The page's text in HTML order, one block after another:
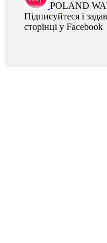
POLAND
Підписуйтеся і
сторінці у Facebook